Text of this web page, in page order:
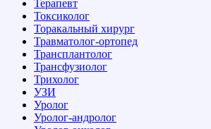
Терапевт
Токсиколог
Торакальный хирург
Травматолог-ортопед
Трансплантолог
Трансфузиолог
Трихолог
УЗИ
Уролог
Уролог-андролог